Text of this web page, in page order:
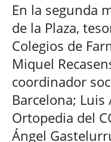
En la segunda
de la Plaza,
Colegios de
Miquel
coordinador
Barcelona; Luis
Ortopedia del
Ángel